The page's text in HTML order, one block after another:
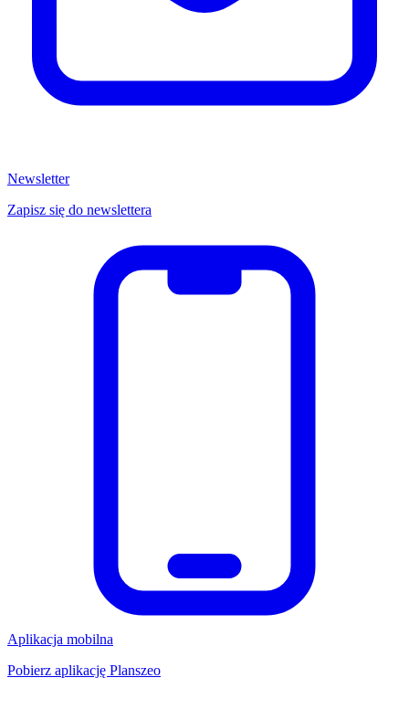
Newsletter
Zapisz się do newslettera
Aplikacja mobilna
Pobierz aplikację Planszeo